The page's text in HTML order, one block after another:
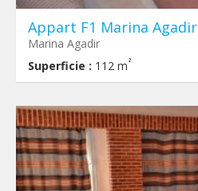
Appart F1 Marina Agadir
Marina Agadir
Superficie : 112 m²